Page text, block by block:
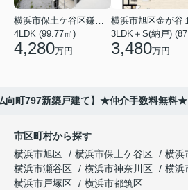
4LDK (99.77㎡)
4,280万円 3,480万円
向町797新築戸建て】★仲介手数料無料★
市区町村から探す
横浜市旭区
横浜市保土ケ谷区 横浜
横浜市瀬谷区
横浜市神奈川区 横浜
横浜市戸塚区
横浜市都筑区